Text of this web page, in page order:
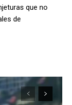
que no
de